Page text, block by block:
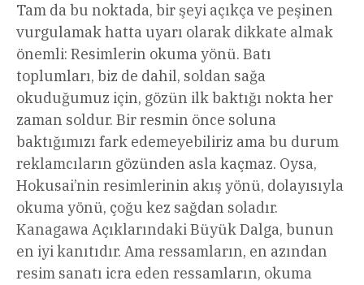
Tam da bu noktada, bir şeyi açıkça ve peşinen
vurgulamak hatta uyarı olarak dikkate almak
önemli: Resimlerin okuma yönü. Batı
toplumları, biz de dahil, soldan sağa
okuduğumuz için, gözün ilk baktığı nokta her
zaman soldur. Bir resmin önce soluna
baktığımızı fark edemeyebiliriz ama bu durum
reklamcıların gözünden asla kaçmaz. Oysa,
Hokusai’nin resimlerinin akış yönü, dolayısıyla
okuma yönü, çoğu kez sağdan soladır.
Kanagawa Açıklarındaki Büyük Dalga, bunun
en iyi kanıtıdır. Ama ressamların, en azından
resim sanatı icra eden ressamların, okuma